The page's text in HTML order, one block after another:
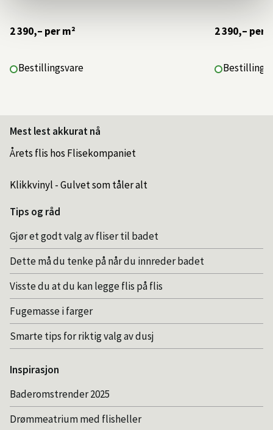
2 390,– per m²
Bestillingsvare
2 390,– per
Mest lest akkurat nå
Årets flis hos Flisekompaniet
Klikkvinyl - Gulvet som tåler alt
Tips og råd
Gjør et godt valg av fliser til badet
Dette må du tenke på når du innreder badet
Visste du at du kan legge flis på flis
Fugemasse i farger
Smarte tips for riktig valg av dusj
Inspirasjon
Baderomstrender 2025
Drømmeatrium med flisheller